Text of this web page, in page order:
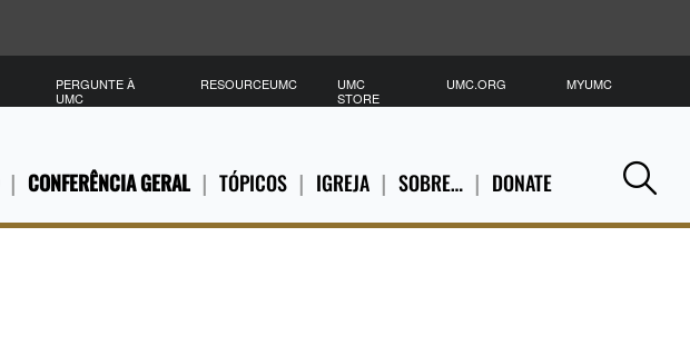
CONFERÊNCIA GERAL TÓPICOS IGREJA SOBRE… DONATE
PERGUNTE À
UMC
RESOURCEUMC
UMC
STORE
UMC.ORG MYUMC